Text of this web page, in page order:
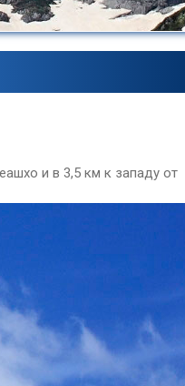
и в 3,5 км к западу от
Леса География